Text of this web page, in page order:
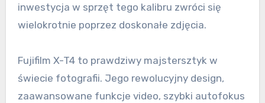
inwestycja w sprzęt tego kalibru zwróci się
wielokrotnie poprzez doskonałe zdjęcia.
Fujifilm X-T4 to prawdziwy majstersztyk w
świecie fotografii. Jego rewolucyjny design,
zaawansowane funkcje video, szybki autofokus